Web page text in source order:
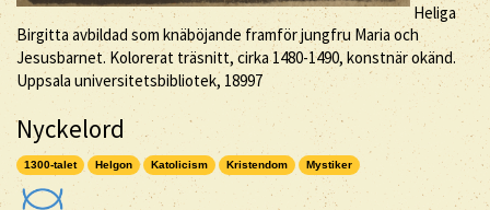
Heliga
Birgitta avbildad som knäböjande framför jungfru Maria och
Jesusbarnet. Kolorerat träsnitt, cirka 1480-1490, konstnär okänd.
Uppsala universitetsbibliotek, 18997
Nyckelord
1300-talet Helgon Katolicism Kristendom Mystiker